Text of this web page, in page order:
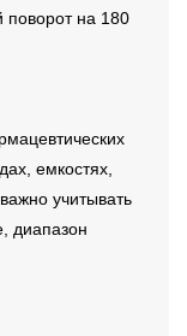
на 180
емкостях,
учитывать
диапазон